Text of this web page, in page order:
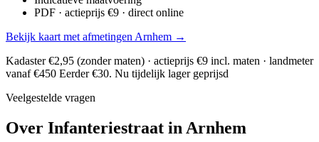
PDF · actieprijs €9 · direct online
Bekijk kaart met afmetingen Arnhem →
Kadaster €2,95 (zonder maten) · actieprijs €9 incl. maten · landmeter
vanaf €450 Eerder €30. Nu tijdelijk lager geprijsd
Veelgestelde vragen
Over Infanteriestraat in Arnhem